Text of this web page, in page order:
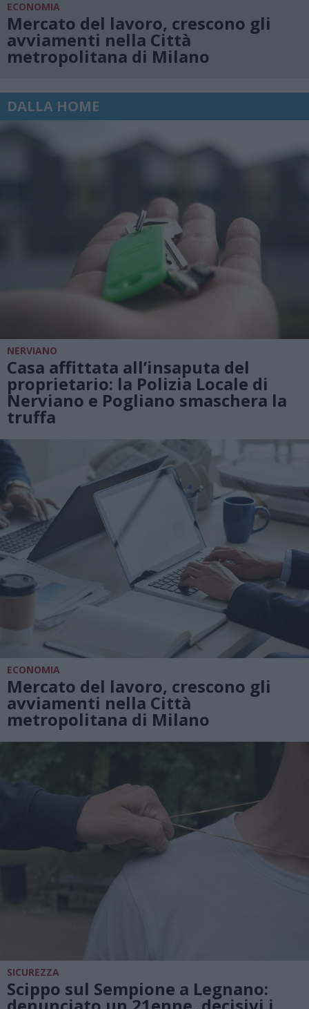
ECONOMIA
Mercato del lavoro, crescono gli
avviamenti nella Città
metropolitana di Milano
DALLA HOME
NERVIANO
Casa affittata all’insaputa del
proprietario: la Polizia Locale di
Nerviano e Pogliano smaschera la
truffa
ECONOMIA
Mercato del lavoro, crescono gli
avviamenti nella Città
metropolitana di Milano
SICUREZZA
Scippo sul Sempione a Legnano: